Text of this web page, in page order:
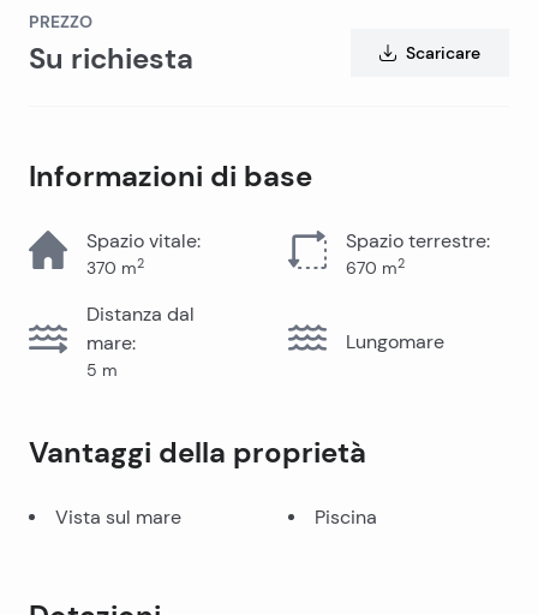
PREZZO
Su richiesta Scaricare
Informazioni di base
Spazio vitale:
370 m2
Spazio terrestre:
670 m2
Distanza dal
mare:
5 m
Lungomare
Vantaggi della proprietà
Vista sul mare Piscina